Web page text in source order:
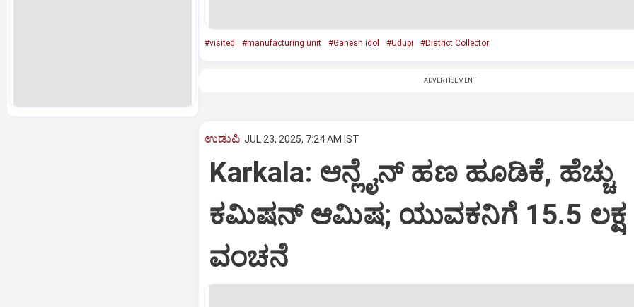
#visited #manufacturing unit #Ganesh idol #Udupi #District Collector
ADVERTISEMENT
ಉಡುಪಿ JUL 23, 2025, 7:24 AM IST
Karkala: ಆನ್ಲೈನ್‌ ಹಣ ಹೂಡಿಕೆ, ಹೆಚ್ಚು
ಕಮಿಷನ್‌ ಆಮಿಷ; ಯುವಕನಿಗೆ 15.5 ಲಕ್ಷ
ವಂಚನೆ